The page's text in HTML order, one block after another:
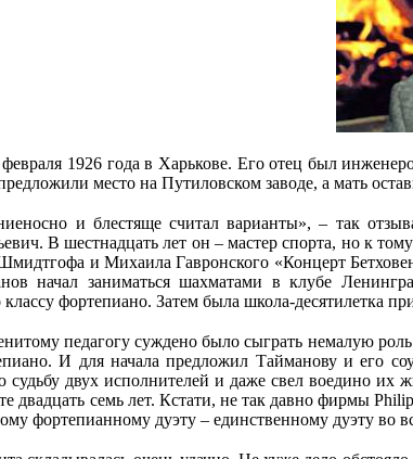
1926 года в Харькове. Его отец был
место на Путиловском заводе, а мать
и блестяще считал варианты», – так
В шестнадцать лет он – мастер спорта, но к
и Михаила Гавронского «Концерт
начал заниматься шахматами в клубе
классу фортепиано. Затем была школа-десятилетка
педагогу суждено было сыграть немалую
И для начала предложил Тайманову и его
судьбу двух исполнителей и даже свел воедино
двадцать семь лет. Кстати, не так давно фирмы
фортепианному дуэту – единственному дуэту во